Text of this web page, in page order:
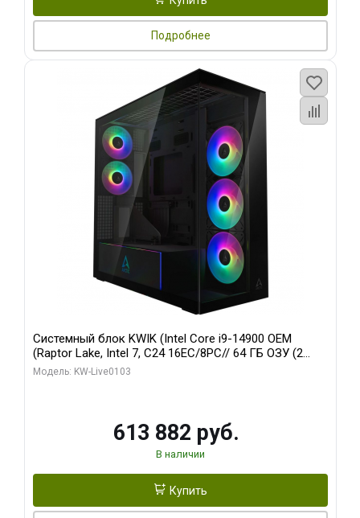
Подробнее
Системный блок KWIK (Intel Core i9-14900 OEM
(Raptor Lake, Intel 7, C24 16EC/8PC// 64 ГБ ОЗУ (2
модуля)/ Afox RTX4090 24GB GDDR6X 384-Bit 3xDP
Модель: KW-Live0103
613 882 руб.
В наличии
Купить